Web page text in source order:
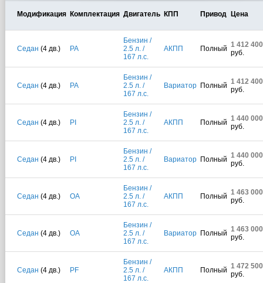
Модификация Комплектация Двигатель КПП Привод Цена
Седан (4 дв.) PA
Бензин /
2.5 л. /
167 л.с.
АКПП Полный 1 412 400
руб.
Седан (4 дв.) PA
Бензин /
2.5 л. /
167 л.с.
Вариатор Полный 1 412 400
руб.
Седан (4 дв.) PI
Бензин /
2.5 л. /
167 л.с.
АКПП Полный 1 440 000
руб.
Седан (4 дв.) PI
Бензин /
2.5 л. /
167 л.с.
Вариатор Полный 1 440 000
руб.
Седан (4 дв.) OA
Бензин /
2.5 л. /
167 л.с.
АКПП Полный 1 463 000
руб.
Седан (4 дв.) OA
Бензин /
2.5 л. /
167 л.с.
Вариатор Полный 1 463 000
руб.
Седан (4 дв.) PF
Бензин /
2.5 л. /
167 л.с.
АКПП Полный 1 472 500
руб.